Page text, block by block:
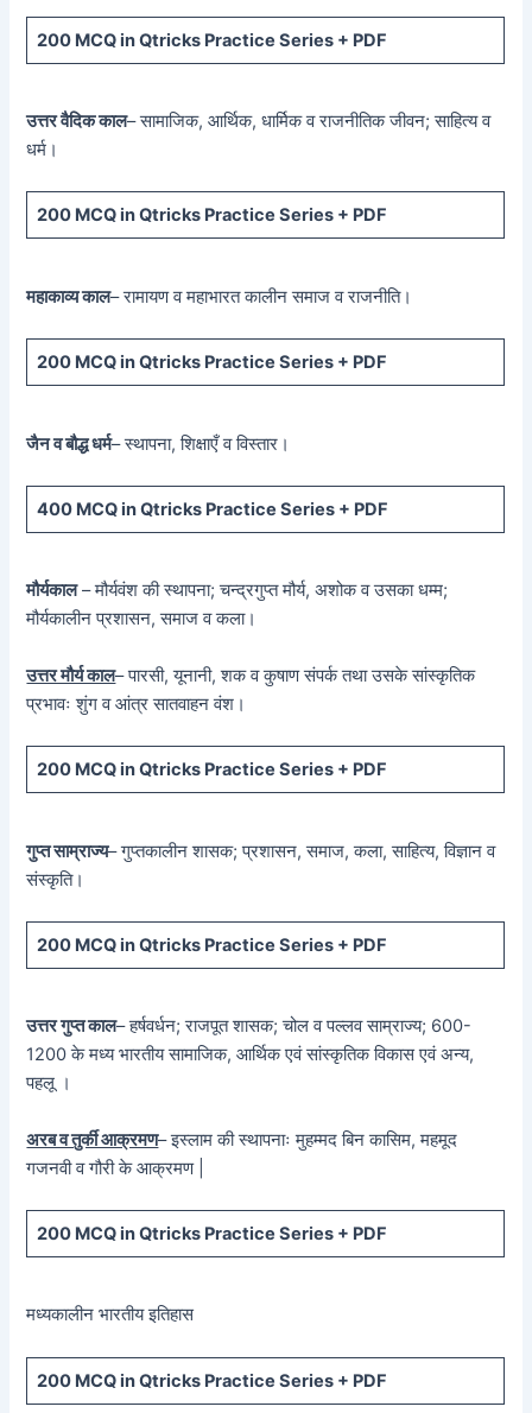
200 MCQin Qtricks Practice Series + PDF
उत्तर वैदिक काल– सामाजिक, आर्थिक, धार्मिक व राजनीतिक जीवन; साहित्य व
धर्म।
200 MCQin Qtricks Practice Series + PDF
महाकाव्य काल– रामायण व महाभारत कालीन समाज व राजनीति।
200 MCQin Qtricks Practice Series + PDF
जैन व बौद्ध धर्म– स्थापना, शिक्षाएँ व विस्तार।
400 MCQin Qtricks Practice Series + PDF
मौर्यकाल– मौर्यवंश की स्थापना; चन्द्रगुप्त मौर्य, अशोक व उसका धम्म;
मौर्यकालीन प्रशासन, समाज व कला।
उत्तर मौर्य काल– पारसी, यूनानी, शक व कुषाण संपर्क तथा उसके सांस्कृतिक
प्रभावः शुंग व आंत्र सातवाहन वंश।
200 MCQ in Qtricks Practice Series + PDF
गुप्त साम्राज्य– गुप्तकालीन शासक; प्रशासन, समाज, कला, साहित्य, विज्ञान व
संस्कृति।
200 MCQ in Qtricks Practice Series + PDF
उत्तर गुप्त काल– हर्षवर्धन; राजपूत शासक; चोल व पल्लव साम्राज्य; 600-
1200 के मध्य भारतीय सामाजिक, आर्थिक एवं सांस्कृतिक विकास एवं अन्य,
पहलू ।
अरब व तुर्की आक्रमण– इस्लाम की स्थापनाः मुहम्मद बिन कासिम, महमूद
गजनवी व गौरी के आक्रमण |
200 MCQ in Qtricks Practice Series + PDF
मध्यकालीन भारतीय इतिहास
200 MCQ in Qtricks Practice Series + PDF